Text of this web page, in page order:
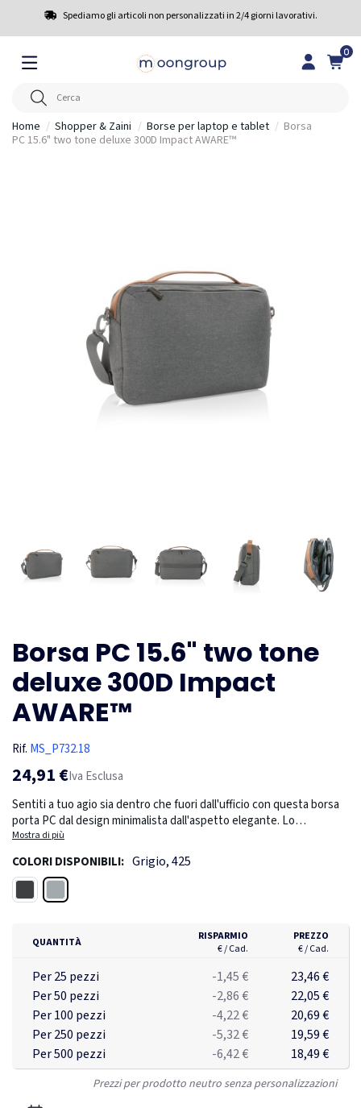
Spediamo gli articoli non personalizzati in 2/4 giorni lavorativi.
0
Home Shopper & Zaini Borse per laptop e tablet
Borsa
PC 15.6" two tone deluxe 300D Impact AWARE™
Borsa PC 15.6" two tone
deluxe 300D Impact
AWARE™
Rif. MS_P732.18
24,91 €Iva Esclusa
Sentiti a tuo agio sia dentro che fuori dall'ufficio con questa borsa
porta PC dal design minimalista dall'aspetto elegante. Lo
scomparto principale ha un alloggio per laptop da 15,6 pollici e due
tasche a rete. Tasca frontale con cerniera. Sulla parte superiore
puoi trovare una maniglia in PU. Il materiale esterno e la fodera
sono realizzati con poliestere riciclato. Con tracciante AWARE™
che convalida l'uso reale di materiali riciclati. Ogni borsa ha
prodotto Impact venduto sarà devoluto a Water.org.
Mostra di più
COLORI DISPONIBILI: Grigio, 425
QUANTITÀ
RISPARMIO
€ / Cad.
PREZZO
€ / Cad.
Per 25 pezzi -1,45 €
23,46 €
Per 50 pezzi
-2,86 €
22,05 €
Per 100 pezzi
-4,22 €
20,69 €
Per 250 pezzi
-5,32 €
19,59 €
Per 500 pezzi
-6,42 € 18,49 €
Prezzi per prodotto neutro senza personalizzazioni